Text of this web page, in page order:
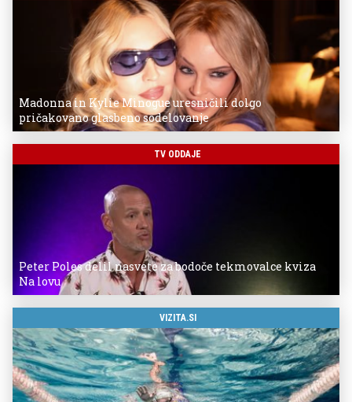
Madonna in Kylie Minogue uresničili dolgo
pričakovano glasbeno sodelovanje
TV ODDAJE
Peter Poles delil nasvete za bodoče tekmovalce kviza
Na lovu
VIZITA.SI